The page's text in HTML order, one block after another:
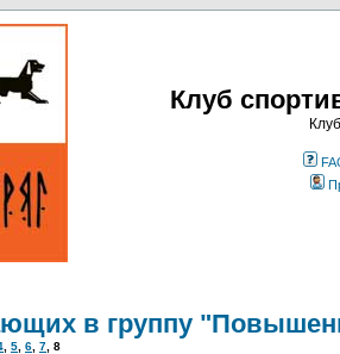
Клуб
в группу
5 6 7 8